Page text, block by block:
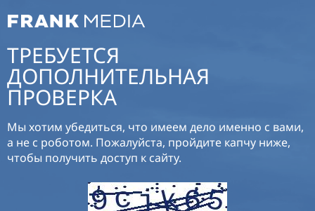
ТРЕБУЕТСЯ
ДОПОЛНИТЕЛЬНАЯ
ПРОВЕРКА
Мы хотим убедиться, что имеем дело именно с вами,
а не с роботом. Пожалуйста, пройдите капчу ниже,
чтобы получить доступ к сайту.